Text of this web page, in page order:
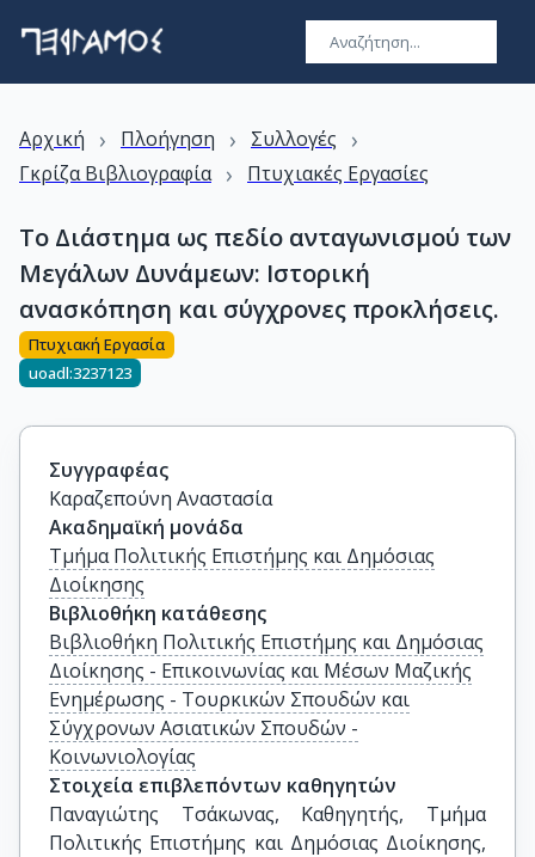
Αρχική › Πλοήγηση › Συλλογές ›
Γκρίζα Βιβλιογραφία › Πτυχιακές Εργασίες
Το Διάστημα ως πεδίο ανταγωνισμού των
Μεγάλων Δυνάμεων: Ιστορική
ανασκόπηση και σύγχρονες προκλήσεις.
Πτυχιακή Εργασία
uoadl:3237123
Συγγραφέας
Καραζεπούνη Αναστασία
Ακαδημαϊκή μονάδα
Τμήμα Πολιτικής Επιστήμης και Δημόσιας
Διοίκησης
Βιβλιοθήκη κατάθεσης
Βιβλιοθήκη Πολιτικής Επιστήμης και Δημόσιας
Διοίκησης - Επικοινωνίας και Μέσων Μαζικής
Ενημέρωσης - Τουρκικών Σπουδών και
Σύγχρονων Ασιατικών Σπουδών -
Κοινωνιολογίας
Στοιχεία επιβλεπόντων καθηγητών
Παναγιώτης Τσάκωνας, Kαθηγητής, Τμήμα
Πολιτικής Επιστήμης και Δημόσιας Διοίκησης,